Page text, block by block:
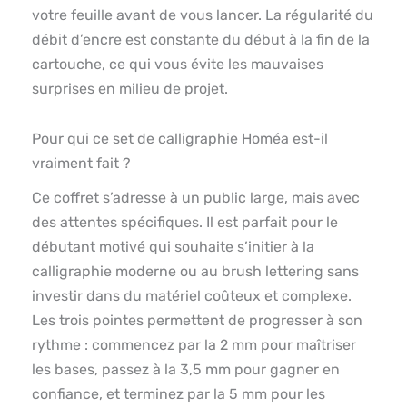
votre feuille avant de vous lancer. La régularité du
débit d’encre est constante du début à la fin de la
cartouche, ce qui vous évite les mauvaises
surprises en milieu de projet.
Pour qui ce set de calligraphie Homéa est-il
vraiment fait ?
Ce coffret s’adresse à un public large, mais avec
des attentes spécifiques. Il est parfait pour le
débutant motivé qui souhaite s’initier à la
calligraphie moderne ou au brush lettering sans
investir dans du matériel coûteux et complexe.
Les trois pointes permettent de progresser à son
rythme : commencez par la 2 mm pour maîtriser
les bases, passez à la 3,5 mm pour gagner en
confiance, et terminez par la 5 mm pour les